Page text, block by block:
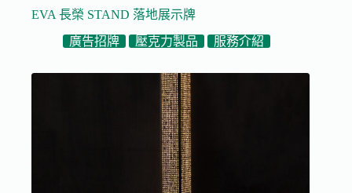
EVA 長榮 STAND 落地展示牌
廣告招牌
壓克力製品 服務介紹